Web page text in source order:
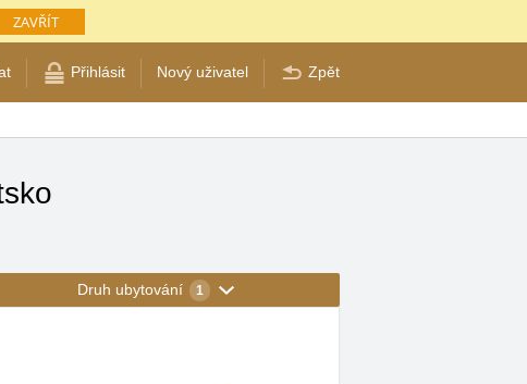
ZAVŘÍT
Přihlásit Nový uživatel Zpět
Druh ubytování 1